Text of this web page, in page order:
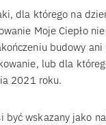
dla którego na
Moje Ciepło nie
budowy ani
lub dla
2021 roku.
być wskazany jako